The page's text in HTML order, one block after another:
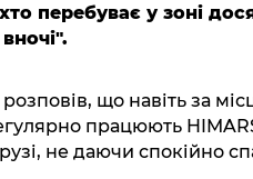
перебуває у зоні
що навіть за
працюють
не даючи спокійно